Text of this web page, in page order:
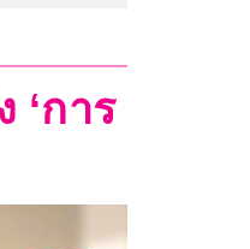
‘การ